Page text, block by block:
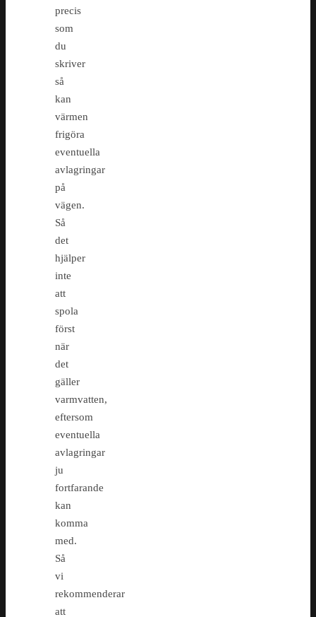
precis
som
du
skriver
så
kan
värmen
frigöra
eventuella
avlagringar
på
vägen.
Så
det
hjälper
inte
att
spola
först
när
det
gäller
varmvatten,
eftersom
eventuella
avlagringar
ju
fortfarande
kan
komma
med.
Så
vi
rekommenderar
att